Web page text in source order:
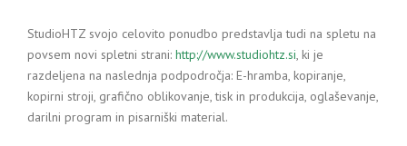
StudioHTZ svojo celovito ponudbo predstavlja tudi na spletu na
povsem novi spletni strani: http://www.studiohtz.si, ki je
razdeljena na naslednja podpodročja: E-hramba, kopiranje,
kopirni stroji, grafično oblikovanje, tisk in produkcija, oglaševanje,
darilni program in pisarniški material.